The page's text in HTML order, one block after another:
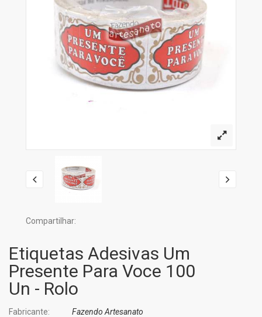
Compartilhar:
Etiquetas Adesivas Um
Presente Para Voce 100
Un - Rolo
Fabricante:
Fazendo Artesanato